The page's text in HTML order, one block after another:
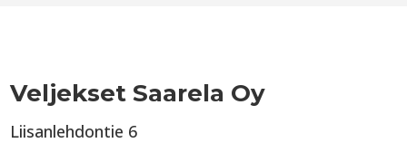
Veljekset Saarela Oy
Liisanlehdontie 6